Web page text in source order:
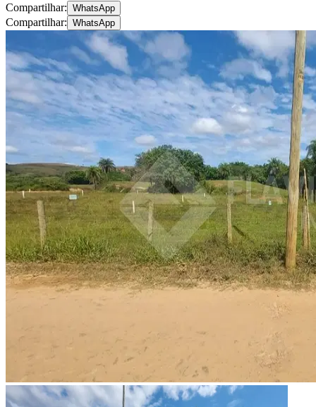
Compartilhar: WhatsApp
Compartilhar: WhatsApp